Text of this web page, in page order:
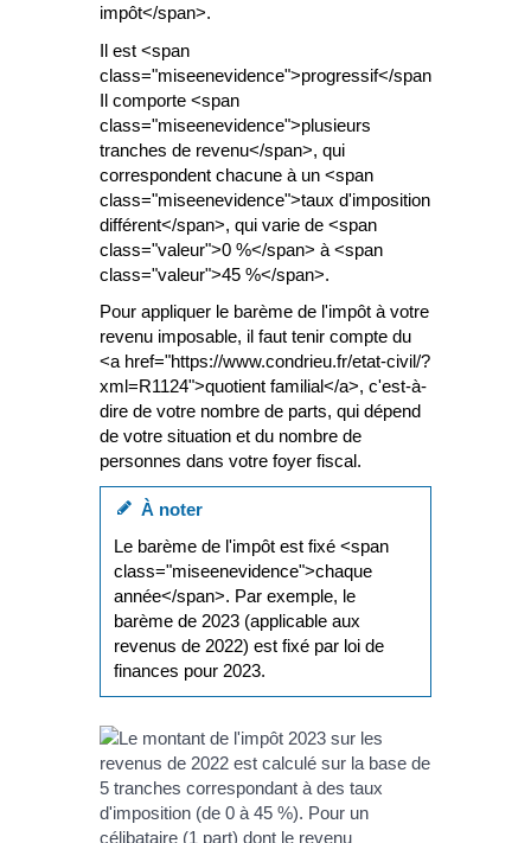
impôt</span>.
Il est <span
class="miseenevidence">progressif</span>.
Il comporte <span
class="miseenevidence">plusieurs
tranches de revenu</span>, qui
correspondent chacune à un <span
class="miseenevidence">taux d'imposition
différent</span>, qui varie de <span
class="valeur">0 %</span> à <span
class="valeur">45 %</span>.
Pour appliquer le barème de l'impôt à votre
revenu imposable, il faut tenir compte du
<a href="https://www.condrieu.fr/etat-civil/?
xml=R1124">quotient familial</a>, c'est-à-
dire de votre nombre de parts, qui dépend
de votre situation et du nombre de
personnes dans votre foyer fiscal.
À noter
Le barème de l'impôt est fixé <span
class="miseenevidence">chaque
année</span>. Par exemple, le
barème de 2023 (applicable aux
revenus de 2022) est fixé par loi de
finances pour 2023.